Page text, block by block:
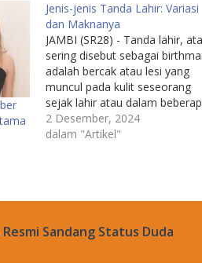
Jenis-jenis Tanda Lahir: Variasi
dan Maknanya
JAMBI (SR28) - Tanda lahir,
sering disebut sebagai
adalah bercak atau lesi yang
muncul pada kulit seseorang
sejak lahir atau dalam
waktu setelah kelahiran. Tanda
lahir bisa muncul di berbagai
2 Desember, 2024
dalam "Artikel"
Resmi Sandang Status Duda